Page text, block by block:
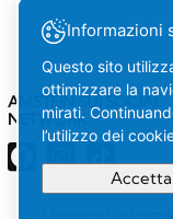
AMSTEIN SUI SOCIAL
NETWORK
Informazioni
Questo sito
ottimizzare la
mirati.
l’utilizzo dei
Accetta